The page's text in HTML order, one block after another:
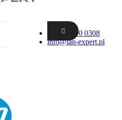
+48 62 300 0308
info@lan-expert.pl